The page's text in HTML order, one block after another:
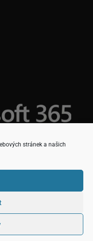
stránek a našich
a Vyšší
Martinek